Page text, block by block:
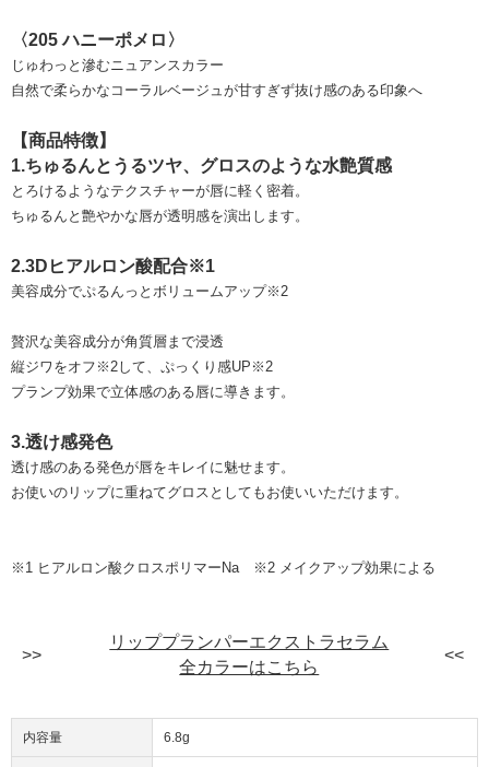
〈205 ハニーポメロ〉
じゅわっと滲むニュアンスカラー
自然で柔らかなコーラルベージュが甘すぎず抜け感のある印象へ
【商品特徴】
1.ちゅるんとうるツヤ、グロスのような水艶質感
とろけるようなテクスチャーが唇に軽く密着。
ちゅるんと艶やかな唇が透明感を演出します。
2.3Dヒアルロン酸配合※1
美容成分でぷるんっとボリュームアップ※2
贅沢な美容成分が角質層まで浸透
縦ジワをオフ※2して、ぷっくり感UP※2
プランプ効果で立体感のある唇に導きます。
3.透け感発色
透け感のある発色が唇をキレイに魅せます。
お使いのリップに重ねてグロスとしてもお使いいただけます。
※1 ヒアルロン酸クロスポリマーNa ※2 メイクアップ効果による
リッププランパーエクストラセラム
全カラーはこちら
内容量 6.8g